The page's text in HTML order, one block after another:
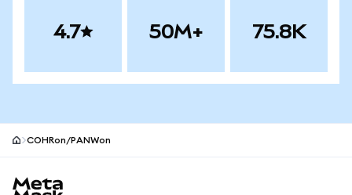
4.7 50M+ 75.8K
COHRon/PANWon